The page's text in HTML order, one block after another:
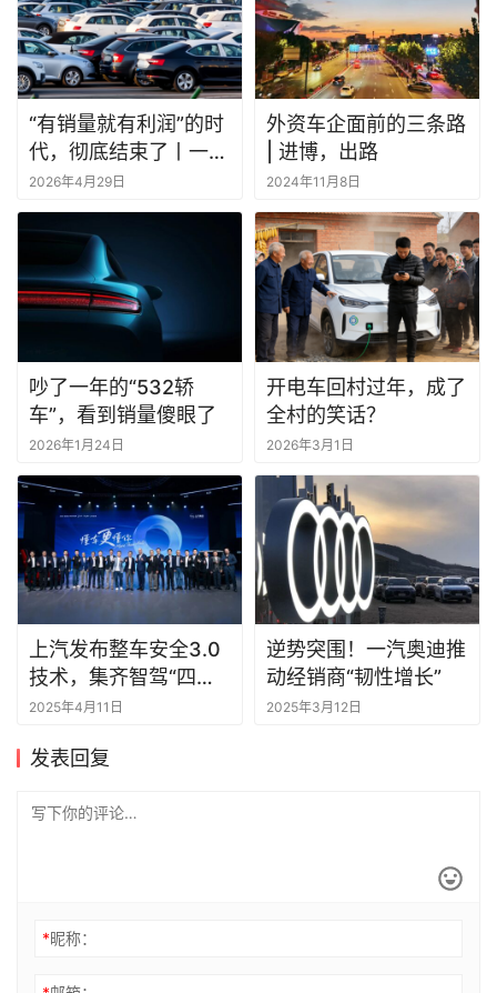
“有销量就有利润”的时
代，彻底结束了丨一句
话点评
2026年4月29日
外资车企面前的三条路
| 进博，出路
2024年11月8日
吵了一年的“532轿
车”，看到销量傻眼了
2026年1月24日
开电车回村过年，成了
全村的笑话？
2026年3月1日
上汽发布整车安全3.0
技术，集齐智驾“四大
天王”大秀智能化肌肉
2025年4月11日
逆势突围！一汽奥迪推
动经销商“韧性增长”
2025年3月12日
发表回复
*昵称：